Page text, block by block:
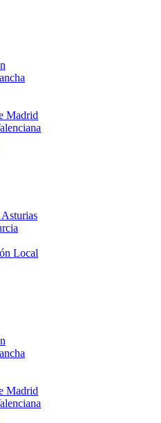
Madrid
Local
Madrid